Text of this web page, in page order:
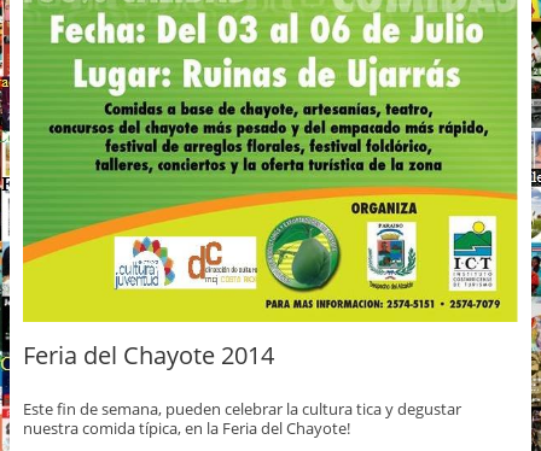
Feria del Chayote 2014
Este fin de semana, pueden celebrar la cultura tica y degustar
nuestra comida típica, en la Feria del Chayote!